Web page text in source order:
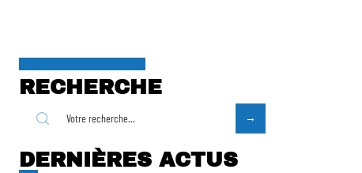
RECHERCHE
DERNIÈRES ACTUS